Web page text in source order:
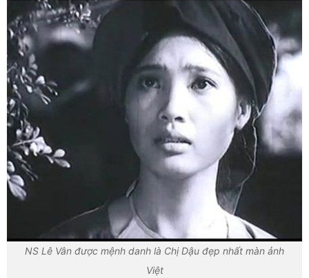
NS Lê Vân được mệnh danh là Chị Dậu đẹp nhất màn ảnh
Việt